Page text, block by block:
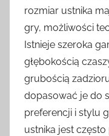
rozmiar ustnika
gry, możliwości
Istnieje szeroka
głębokością
grubością
dopasować je do
preferencji i stylu
ustnika jest